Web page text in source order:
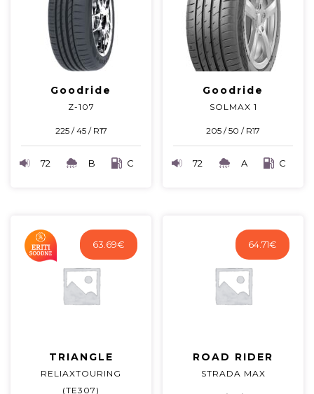
Goodride
Z-107
225 / 45 / R17
72 B C
Goodride
SOLMAX 1
205 / 50 / R17
72 A C
63.69€
TRIANGLE
RELIAXTOURING
(TE307)
64.71€
ROAD RIDER
STRADA MAX